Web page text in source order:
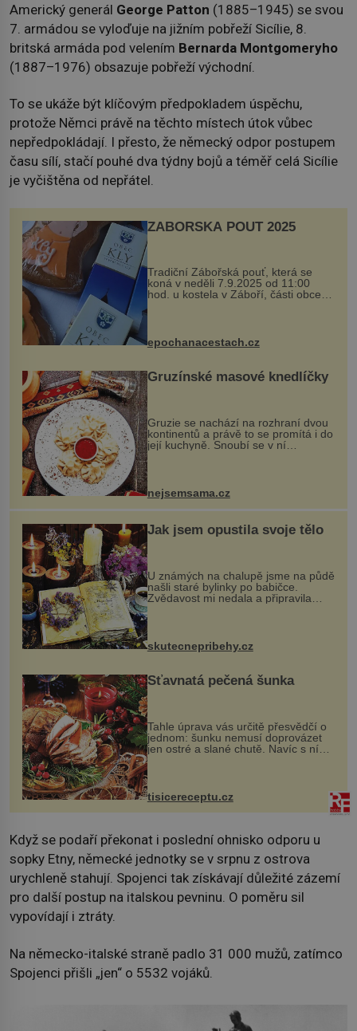
Americký generál George Patton (1885–1945) se svou
7. armádou se vyloďuje na jižním pobřeží Sicílie, 8.
britská armáda pod velením Bernarda Montgomeryho
(1887–1976) obsazuje pobřeží východní.
To se ukáže být klíčovým předpokladem úspěchu,
protože Němci právě na těchto místech útok vůbec
nepředpokládají. I přesto, že německý odpor postupem
času sílí, stačí pouhé dva týdny bojů a téměř celá Sicílie
je vyčištěna od nepřátel.
ZÁBOŘSKÁ POUŤ 2025
Tradiční Zábořská pouť, která se
koná v neděli 7.9.2025 od 11:00
hod. u kostela v Záboří, části obce
Kly u Mělníka. V programu naleznete
komentovanou prohlídku kostela,
epochanacestach.cz
Gruzínské masové knedlíčky
Gruzie se nachází na rozhraní dvou
kontinentů a právě to se promítá i do
její kuchyně. Snoubí se v ní
evropské a asijské chutě a díky tomu
vznikají rozmanité a chuťově bohaté
pokrmy, které rozhodně st...
nejsemsama.cz
Jak jsem opustila svoje tělo
U známých na chalupě jsme na půdě
našli staré bylinky po babičce.
Zvědavost mi nedala a připravila
jsem si z nich lektvar… Zimní pobyt
na chalupě se pro mě vlastní vinou
změnil v děsivý zážitek, na kt...
skutecnepribehy.cz
Šťavnatá pečená šunka
Tahle úprava vás určitě přesvědčí o
jednom: šunku nemusí doprovázet
jen ostré a slané chutě. Navíc s ní
nakrmíte poměrně hodně hladových
krků. Ingredience sádlo 3 kg šunky
vcelku 3 stroužky česneku hl...
tisicereceptu.cz
Když se podaří překonat i poslední ohnisko odporu u
sopky Etny, německé jednotky se v srpnu z ostrova
urychleně stahují. Spojenci tak získávají důležité zázemí
pro další postup na italskou pevninu. O poměru sil
vypovídají i ztráty.
Na německo-italské straně padlo 31 000 mužů, zatímco
Spojenci přišli „jen“ o 5532 vojáků.